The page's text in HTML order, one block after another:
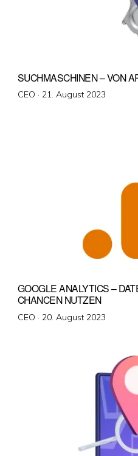
SUCHMASCHINEN – VON
CEO · Veröffentlicht
21. August 2023
GOOGLE ANALYTICS –
CHANCEN NUTZEN
CEO · Veröffentlicht
20. August 2023